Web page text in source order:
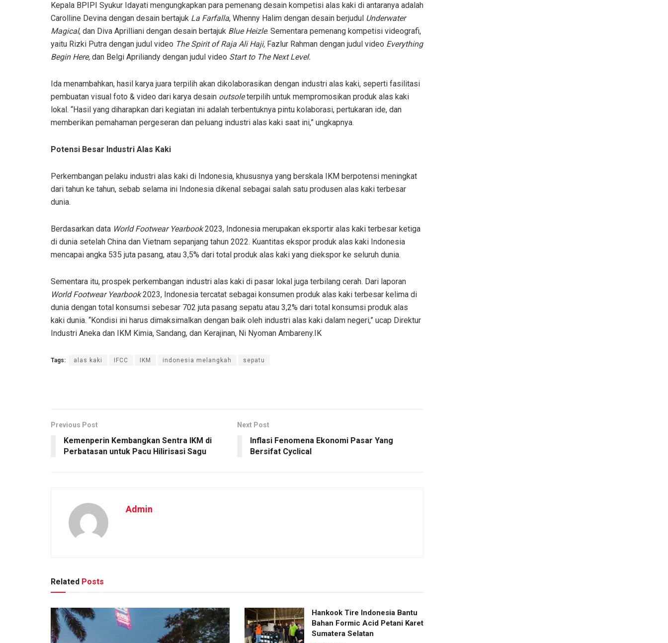
Kepala BPIPI Syukur Idayati mengungkapkan para pemenang desain kompetisi alas kaki di antaranya adalah
Carolline Devina dengan desain bertajuk La Farfalla, Whenny Halim dengan desain berjudul Underwater
Magical, dan Diva Aprilliani dengan desain bertajuk Blue Heizle. Sementara pemenang kompetisi videografi,
yaitu Rizki Putra dengan judul video The Spirit of Raja Ali Haji, Fazlur Rahman dengan judul video Everything
Begin Here, dan Belgi Apriliandy dengan judul video Start to The Next Level.
Ida menambahkan, hasil karya juara terpilih akan dikolaborasikan dengan industri alas kaki, seperti fasilitasi
pembuatan visual foto & video dari karya desain outsoleterpilih untuk mempromosikan produk alas kaki
lokal. “Hasil yang diharapkan dari kegiatan ini adalah terbentuknya pintu kolaborasi, pertukaran ide, dan
memberikan pemahaman pergeseran dan peluang industri alas kaki saat ini,” ungkapnya.
Potensi Besar Industri Alas Kaki
Perkembangan pelaku industri alas kaki di Indonesia, khususnya yang berskala IKM berpotensi meningkat
dari tahun ke tahun, sebab selama ini Indonesia dikenal sebagai salah satu produsen alas kaki terbesar
dunia.
Berdasarkan data World Footwear Yearbook2023, Indonesia merupakan eksportir alas kaki terbesar ketiga
di dunia setelah China dan Vietnam sepanjang tahun 2022. Kuantitas ekspor produk alas kaki Indonesia
mencapai angka 535 juta pasang, atau 3,5% dari total produk alas kaki yang diekspor ke seluruh dunia.
Sementara itu, prospek perkembangan industri alas kaki di pasar lokal juga terbilang cerah. Dari laporan
World Footwear Yearbook2023, Indonesia tercatat sebagai konsumen produk alas kaki terbesar kelima di
dunia dengan total konsumsi sebesar 702 juta pasang sepatu atau 3,2% dari total konsumsi produk alas
kaki dunia. “Kondisi ini harus dimaksimalkan dengan baik oleh industri alas kaki dalam negeri,” ucap Direktur
Industri Aneka dan IKM Kimia, Sandang, dan Kerajinan, Ni Nyoman Ambareny.IK
Tags: alas kaki IFCC IKM indonesia melangkah sepatu
Previous Post
Kemenperin Kembangkan Sentra IKM di
Perbatasan untuk Pacu Hilirisasi Sagu
Next Post
Inflasi Fenomena Ekonomi Pasar Yang
Bersifat Cyclical
Admin
Related Posts
Hankook Tire Indonesia Bantu
Bahan Formic Acid Petani Karet
Sumatera Selatan